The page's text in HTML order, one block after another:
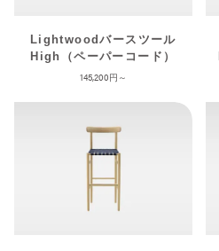
Lightwoodバースツール
High（ペーパーコード）
145,200